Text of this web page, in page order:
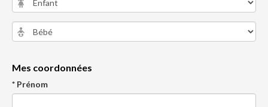
Mes coordonnées
* Prénom